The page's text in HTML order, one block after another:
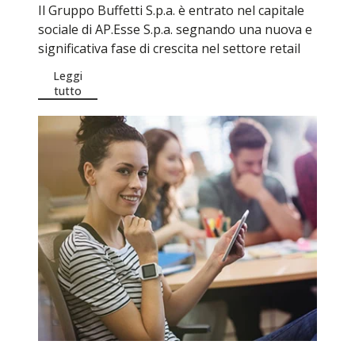
Il Gruppo Buffetti S.p.a. è entrato nel capitale
sociale di AP.Esse S.p.a. segnando una nuova e
significativa fase di crescita nel settore retail
Leggi
tutto